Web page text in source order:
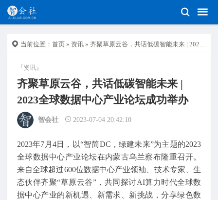
当前位置： 首页 » 资讯 » 齐聚草原云谷，共话低碳智能未来 | 2023全球数据中心产业论坛成功举办
『资讯』
齐聚草原云谷，共话低碳智能未来 |
2023全球数据中心产业论坛成功举办
智会社 2023-07-04 20:42:10
2023年7月4日，以“智简DC，绿建未来”为主题的2023
全球数据中心产业论坛在内蒙古乌兰察布隆重召开。
来自全球超过600位数据中心产业领袖、技术专家、生
态伙伴齐聚“草原云谷”，共同探讨AI算力时代全球数
据中心产业的新机遇、新需求、新挑战，分享绿色数